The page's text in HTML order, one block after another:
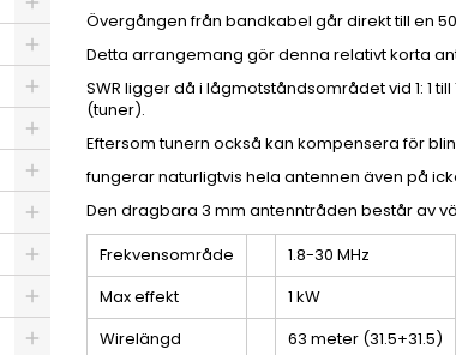
Övergången från bandkabel går direkt till en
Detta arrangemang gör denna relativt korta
SWR ligger då i lågmotståndsområdet vid 1: 1
(tuner).
Eftersom tunern också kan kompensera för
fungerar naturligtvis hela antennen även på
Den dragbara 3 mm antenntråden består av
Frekvensområde
1.8-30 MHz
Max effekt
1 kW
Wirelängd
63 meter (31.5+31.5)